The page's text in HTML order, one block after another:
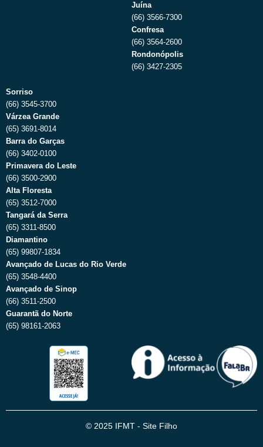
Juína
(66) 3566-7300
Confresa
(66) 3564-2600
Rondonópolis
(66) 3427-2305
Sorriso
(66) 3545-3700
Várzea Grande
(65) 3691-8014
Barra do Garças
(66) 3402-0100
Primavera do Leste
(66) 3500-2900
Alta Floresta
(65) 3512-7000
Tangará da Serra
(65) 3311-8500
Diamantino
(65) 99807-1834
Avançado de Lucas do Rio Verde
(65) 3548-4400
Avançado de Sinop
(66) 3511-2500
Guarantã do Norte
(65) 98161-2063
© 2025 IFMT - Site Filho